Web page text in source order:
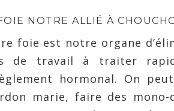
NOTRE ALLIÉ À
foie est notre organe
de travail à traiter
hormonal. On
marie, faire des